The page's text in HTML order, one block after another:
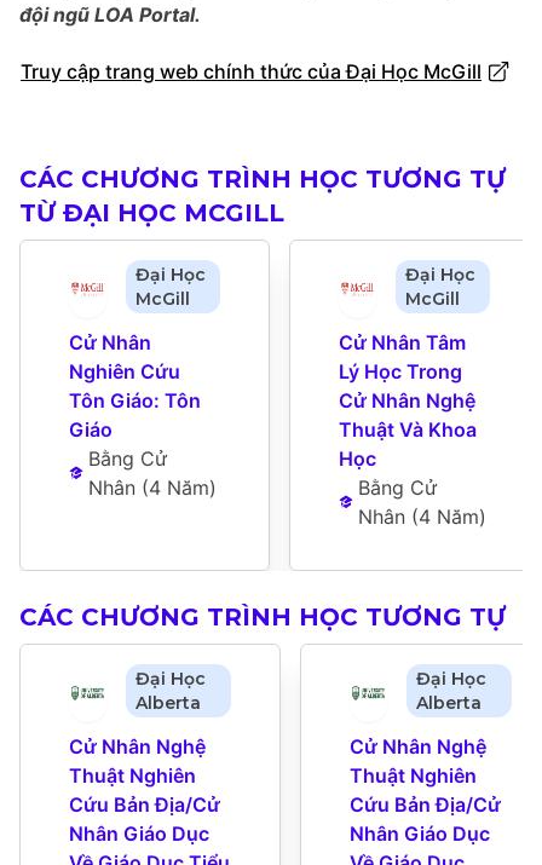
đội ngũ LOA Portal.
Truy cập trang web chính thức của Đại Học McGill
CÁC CHƯƠNG TRÌNH HỌC TƯƠNG TỰ
TỪ ĐẠI HỌC MCGILL
Đại Học
McGill
Cử Nhân
Nghiên Cứu
Tôn Giáo: Tôn
Giáo
Bằng Cử
Nhân (4 Năm)
Đại Học
McGill
Cử Nhân Tâm
Lý Học Trong
Cử Nhân Nghệ
Thuật Và Khoa
Học
Bằng Cử
Nhân (4 Năm)
CÁC CHƯƠNG TRÌNH HỌC TƯƠNG TỰ
Đại Học
Alberta
Cử Nhân Nghệ
Thuật Nghiên
Cứu Bản Địa/Cử
Nhân Giáo Dục
Đại Học
Alberta
Cử Nhân Nghệ
Thuật Nghiên
Cứu Bản Địa/Cử
Nhân Giáo Dục